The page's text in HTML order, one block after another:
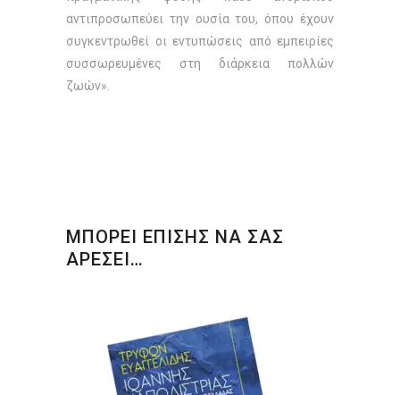
αντιπροσωπεύει την ουσία του, όπου έχουν
συγκεντρωθεί οι εντυπώσεις από εμπειρίες
συσσωρευμένες στη διάρκεια πολλών
ζωών».
ΜΠΟΡΕΙ ΕΠΙΣΗΣ ΝΑ ΣΑΣ
ΑΡΕΣΕΙ…